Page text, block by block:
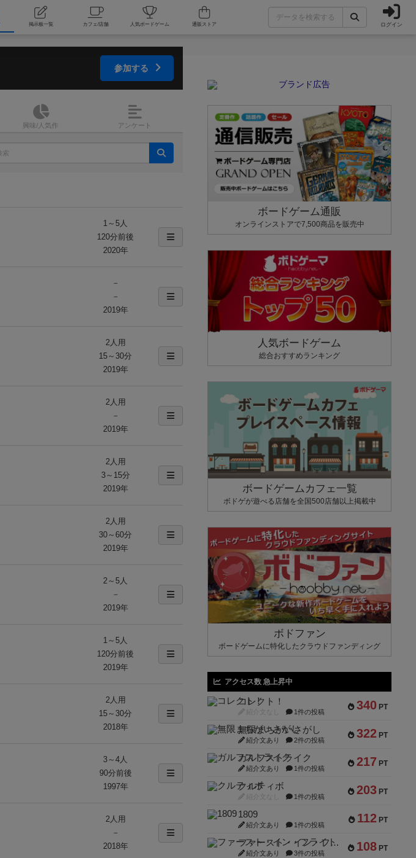
コミュニティ 掲示板一覧 カフェ/店舗 人気ボードゲーム 通販ストア ログイン
参加する
興味/人気 作 アンケート
1～5人
120分前後
2020年
－
－
2019年
2人用
15～30分
2019年
2人用
－
2019年
2人用
3～15分
2019年
2人用
30～60分
2019年
2～5人
－
2019年
1～5人
120分前後
2019年
2人用
15～30分
2018年
3～4人
90分前後
1997年
2人用
－
2018年
ボードゲーム通販
オンラインストアで7,500商品を販売中
人気ボードゲーム
総合おすすめランキング
ボードゲームカフェ一覧
ボドゲが遊べる店舗を全国500店舗以上掲載中
ボドファン
ボードゲームに特化したクラウドファンディング
アクセス数 急上昇中
340 PT
コレクト！
紹介文なし 1件の投稿
322 PT
無限まちがいさがし
紹介文あり 2件の投稿
217 PT
ガルフストライク
紹介文あり 1件の投稿
203 PT
クルティボ
紹介文なし 1件の投稿
112 PT
1809
紹介文あり 1件の投稿
108 PT
ファースト・イン・フライト
紹介文あり 3件の投稿